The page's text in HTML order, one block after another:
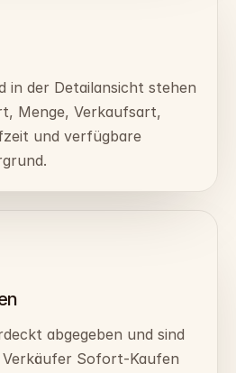
in der Detailansicht stehen
Menge, Verkaufsart,
und verfügbare
abgegeben und sind
Verkäufer Sofort-Kaufen